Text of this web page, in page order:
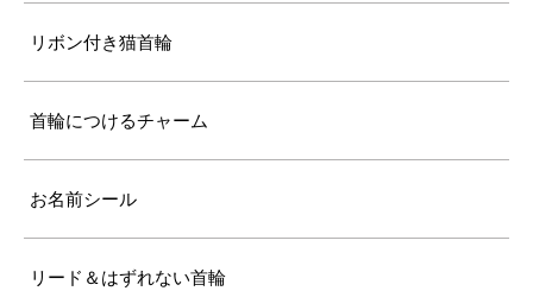
リボン付き猫首輪
首輪につけるチャーム
お名前シール
リード＆はずれない首輪